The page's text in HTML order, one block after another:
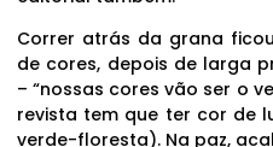
Correr atrás da grana
de cores, depois de larga
– “nossas cores vão ser o
revista tem que ter cor de
verde-floresta). Na paz,